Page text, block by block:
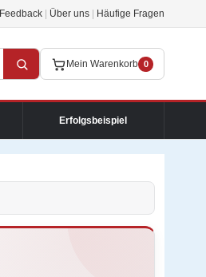
Feedback Über uns Häufige Fragen
Mein Warenkorb 0
Erfolgsbeispiel